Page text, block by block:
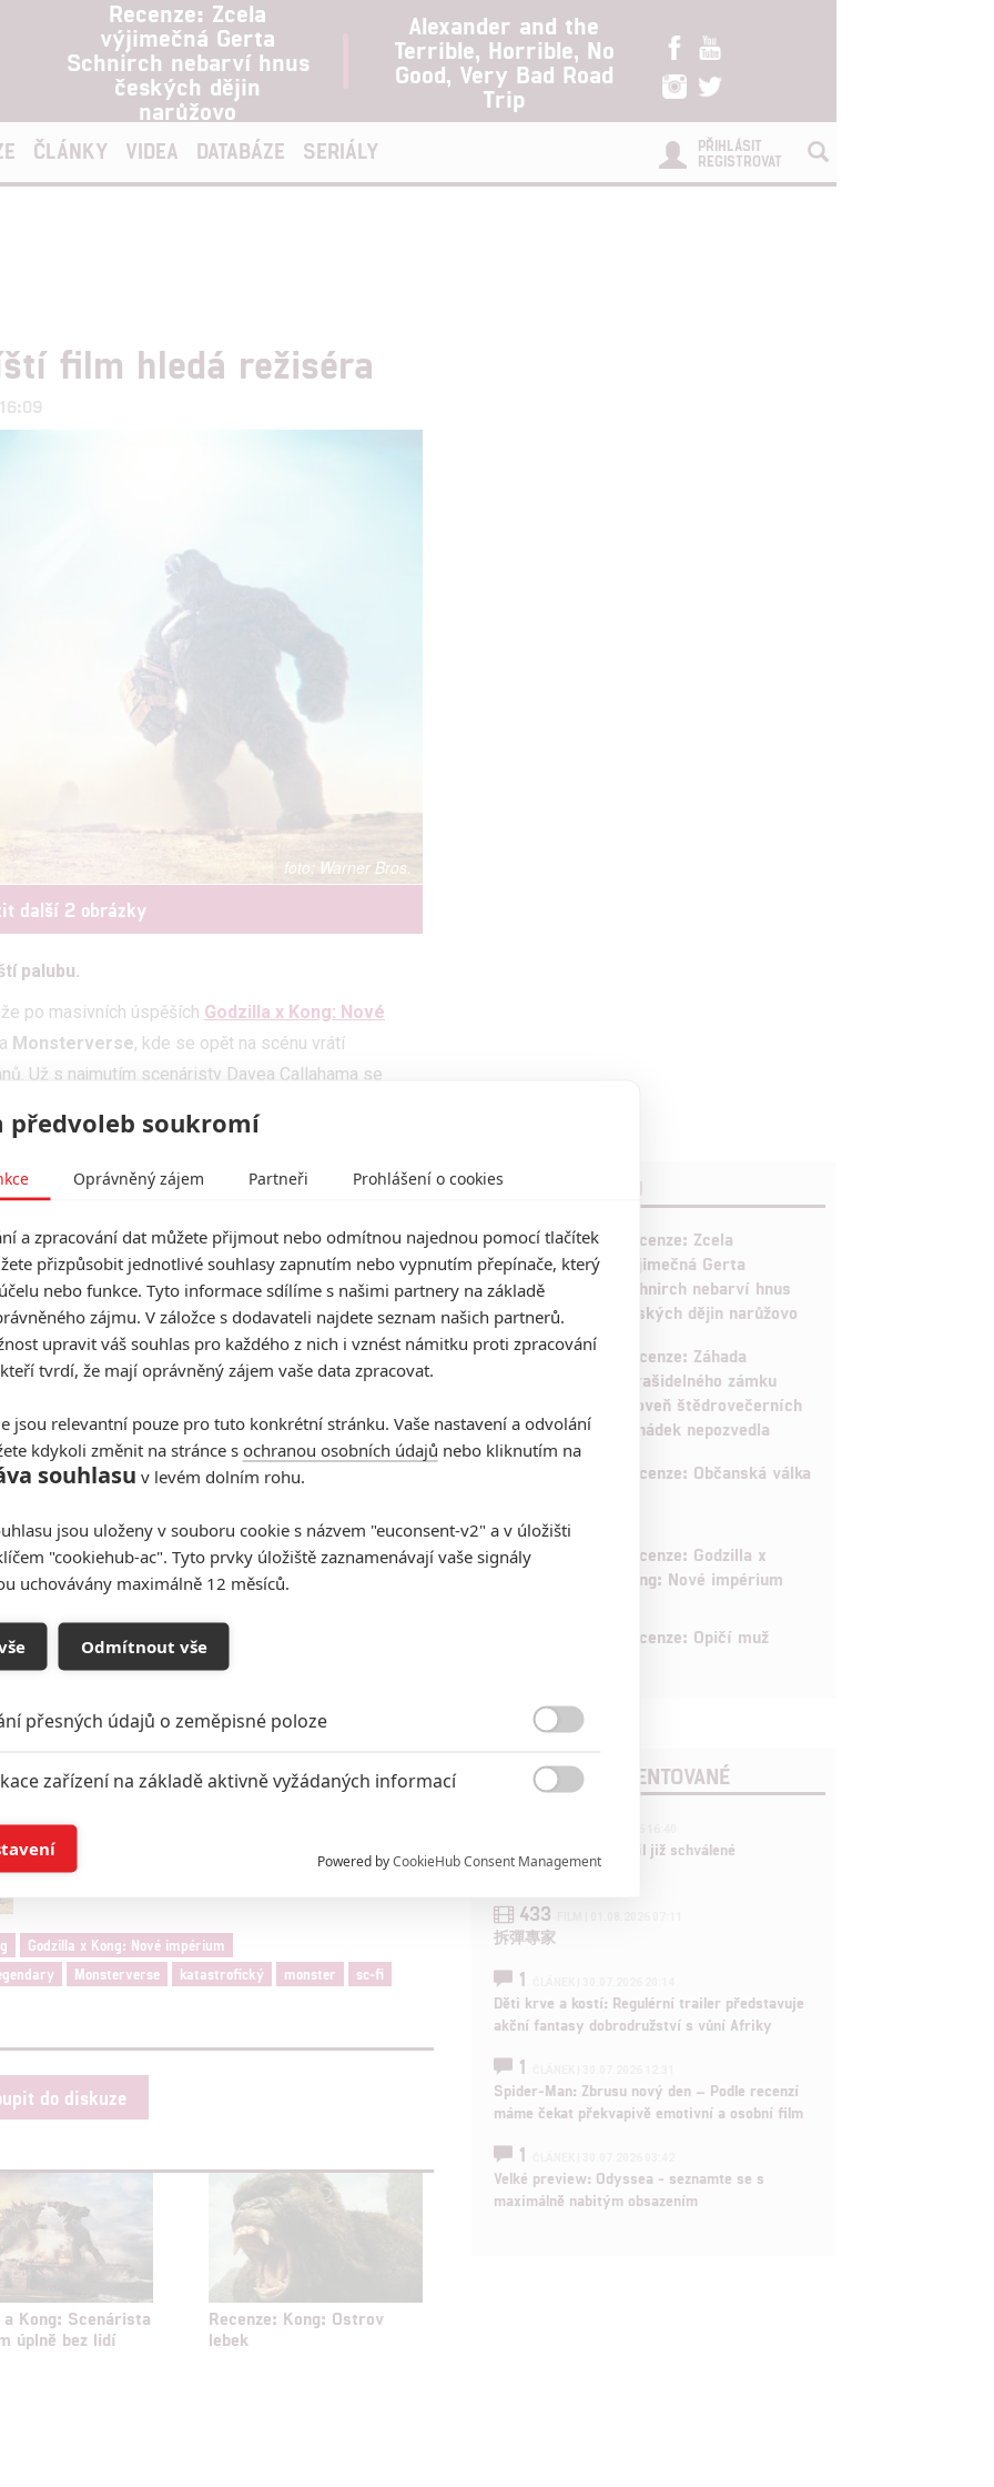
Recenze: Zcela
výjimečná Gerta
Schnirch nebarví hnus
českých dějin
narůžovo
Alexander and the
Terrible, Horrible, No
Good, Very Bad Road
Trip
ČLÁNKY VIDEA DATABÁZE SERIÁLY
PŘIHLÁSIT
REGISTROVAT
film hledá režiséra
Warner Bros.
další 2 obrázky
palubu.
po masivních úspěších Godzilla x Kong: Nové
Monsterverse, kde se opět na scénu vrátí
Už s najmutím scenáristy Davea Callahama se
vrátí režisér
herce, míří na novou lokaci
magazínuThe Hollywood Reporter se ve studiu
příští film točit nebude. Důvodem je načasování.
na případné další pokračování a ke značce by se
akčního thrilleruOnslaught, který spustí kamery
hodlá další díl monster série točit co nejdříve,
Dodnes snímek v kinech utržil skoro 654 milionů
pokořeny tržbyKonga: Ostrova lebek, dosud
x Kongstálo pouhých 135 milionů, jde tedy
.
třetí, dosud největší díl
vLegendarydveře k případnému budoucímu
někdo, kdo se chopí režie nejbližšího příštího
Titulní foto: Godzilla x Kong
Zdroj: The Hollywood Reporter
Godzilla x Kong: Nové impérium
Monsterverse katastrofický monster sc-fi
do diskuze
a Kong: Scenárista
úplně bez lidí
Recenze: Kong: Ostrov
lebek
RECENZE FILMŮ
10
Recenze: Zcela
výjimečná Gerta
Schnirch nebarví hnus
českých dějin narůžovo
5
Recenze: Záhada
strašidelného zámku
úroveň štědrovečerních
pohádek nepozvedla
Recenze: Občanská válka
6
Recenze: Godzilla x
Kong: Nové impérium
Recenze: Opičí muž
POSLEDNÍ KOMENTOVANÉ
Marvel nečekaně zrušil již schválené
pokračování
433
拆彈專家
1
Děti krve a kostí: Regulérní trailer představuje
akční fantasy dobrodružství s vůní Afriky
1
Spider-Man: Zbrusu nový den – Podle recenzí
máme čekat překvapivě emotivní a osobní film
1
Velké preview: Odyssea - seznamte se s
maximálně nabitým obsazením
předvoleb soukromí
Oprávněný zájem Partneři Prohlášení o cookies
a zpracování dat můžete přijmout nebo odmítnou najednou pomocí tlačítek
přizpůsobit jednotlivé souhlasy zapnutím nebo vypnutím přepínače, který
nebo funkce. Tyto informace sdílíme s našimi partnery na základě
zájmu. V záložce s dodavateli najdete seznam našich partnerů.
upravit váš souhlas pro každého z nich i vznést námitku proti zpracování
tvrdí, že mají oprávněný zájem vaše data zpracovat.
jsou relevantní pouze pro tuto konkrétní stránku. Vaše nastavení a odvolání
kdykoli změnit na stránce s ochranou osobních údajů nebo kliknutím na
souhlasu v levém dolním rohu.
jsou uloženy v souboru cookie s názvem "euconsent-v2" a v úložišti
"cookiehub-ac". Tyto prvky úložiště zaznamenávají vaše signály
uchovávány maximálně 12 měsíců.
Odmítnout vše
přesných údajů o zeměpisné poloze
zařízení na základě aktivně vyžádaných informací
a/nebo přístup k informacím v zařízení

založená na omezených údajích a měření reklamy

obsah, měření obsahu, průzkum publika a vývoj
s účely a funkcemi zde uvedenými dáváte nám i našim partnerům
bezpečnosti, předcházení a zjišťování podvodů a odstraňování chyb,
zobrazování reklamy a obsahu
Powered byCookieHub Consent Management